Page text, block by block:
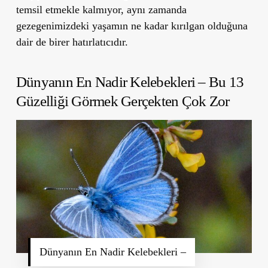
temsil etmekle kalmıyor, aynı zamanda
gezegenimizdeki yaşamın ne kadar kırılgan olduğuna
dair de birer hatırlatıcıdır.
Dünyanın En Nadir Kelebekleri – Bu 13
Güzelliği Görmek Gerçekten Çok Zor
Dünyanın En Nadir Kelebekleri –